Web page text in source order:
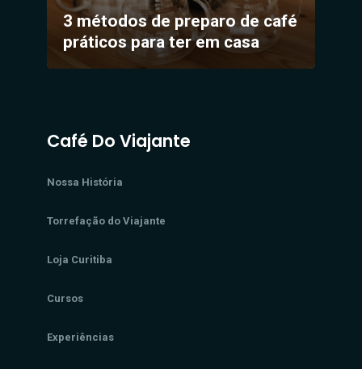
3 métodos de preparo de café
práticos para ter em casa
Café Do Viajante
Nossa História
Torrefação do Viajante
Loja Curitiba
Cursos
Experiências